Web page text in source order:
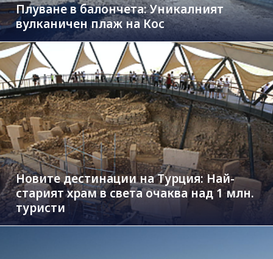
Плуване в балончета: Уникалният
вулканичен плаж на Кос
Новите дестинации на Турция: Най-
старият храм в света очаква над 1 млн.
туристи